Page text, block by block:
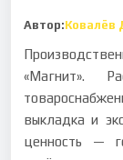
Автор:Ковалёв
«Магнит».
выкладка и
ценность —